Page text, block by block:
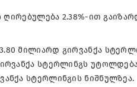
ღირებულება 2.38%-ით
მილიარდ გირვანქა
სტერლინგს
სტერლინგის ნიშნულზეა.